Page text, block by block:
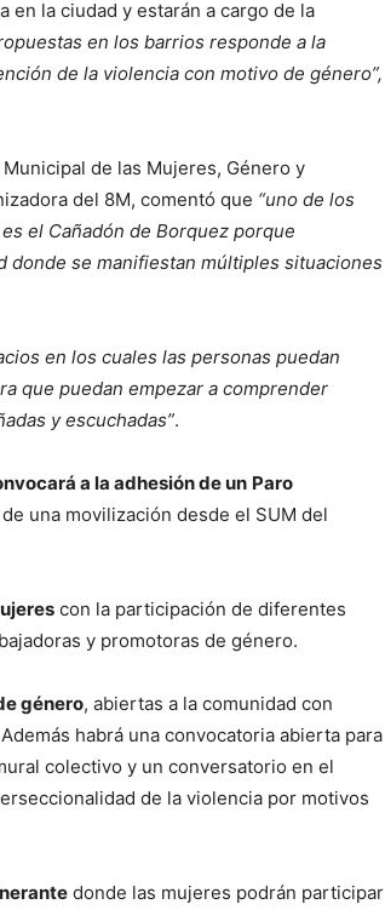
en la ciudad y estarán a cargo de la
en los barrios responde a la
de la violencia con motivo de género”,
de las Mujeres, Género y
del 8M, comentó que “uno de los
el Cañadón de Borquez porque
donde se manifiestan múltiples situaciones
en los cuales las personas puedan
que puedan empezar a comprender
y escuchadas”.
a la adhesión de un Paro
una movilización desde el SUM del
con la participación de diferentes
y promotoras de género.
género, abiertas a la comunidad con
habrá una convocatoria abierta para
colectivo y un conversatorio en el
de la violencia por motivos
donde las mujeres podrán participar